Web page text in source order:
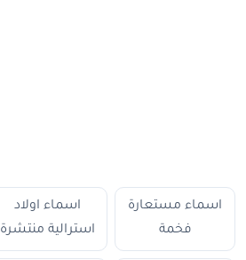
اسماء مستعارة
فخمة
اسماء اولاد
استرالية منتشرة